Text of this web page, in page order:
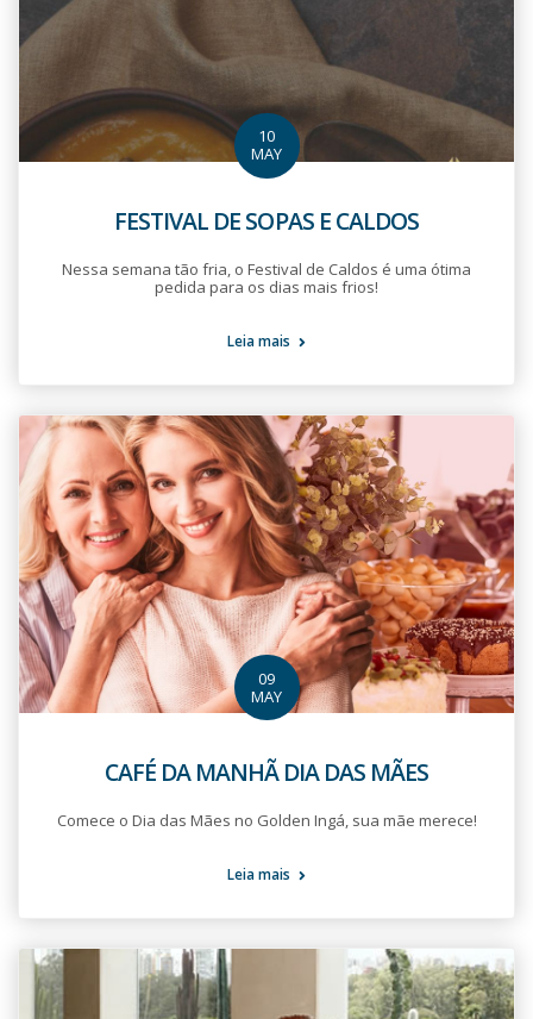
10
MAY
FESTIVAL DE SOPAS E CALDOS
Nessa semana tão fria, o Festival de Caldos é uma ótima
pedida para os dias mais frios!
Leia mais
09
MAY
CAFÉ DA MANHÃ DIA DAS MÃES
Comece o Dia das Mães no Golden Ingá, sua mãe merece!
Leia mais